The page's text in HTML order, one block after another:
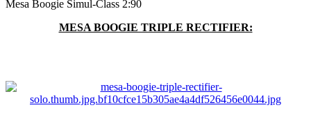
Mesa Boogie Simul-Class 2:90
MESA BOOGIE TRIPLE RECTIFIER: